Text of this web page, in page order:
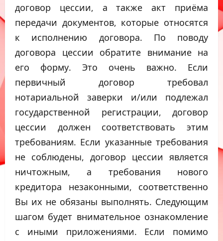
договор цессии, а также акт приёма
передачи документов, которые относятся
к исполнению договора. По поводу
договора цессии обратите внимание на
его форму. Это очень важно. Если
первичный договор требовал
нотариальной заверки и/или подлежал
государственной регистрации, договор
цессии должен соответствовать этим
требованиям. Если указанные требования
не соблюдены, договор цессии является
ничтожным, а требования нового
кредитора незаконными, соответственно
Вы их не обязаны выполнять. Следующим
шагом будет внимательное ознакомление
с иными приложениями. Если помимо